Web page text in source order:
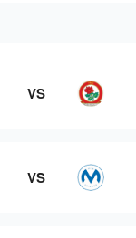
VS
VS